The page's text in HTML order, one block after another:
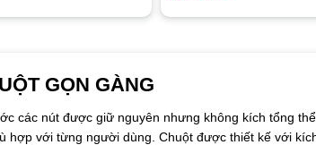
GỌN GÀNG
các nút được giữ nguyên nhưng không kích tổng
hợp với từng người dùng. Chuột được thiết kế với